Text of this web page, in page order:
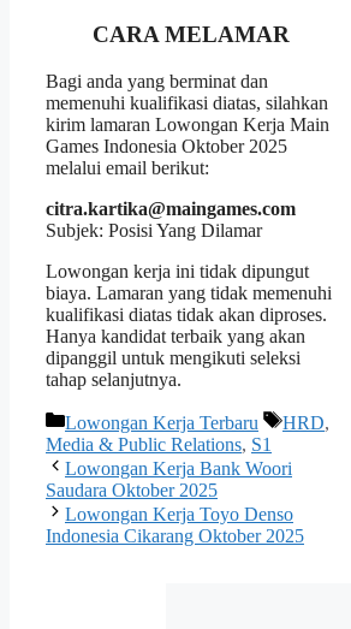
CARA MELAMAR
Bagi anda yang berminat dan
memenuhi kualifikasi diatas, silahkan
kirim lamaran Lowongan Kerja Main
Games Indonesia Oktober 2025
melalui email berikut:
citra.kartika@maingames.com
Subjek: Posisi Yang Dilamar
Lowongan kerja ini tidak dipungut
biaya. Lamaran yang tidak memenuhi
kualifikasi diatas tidak akan diproses.
Hanya kandidat terbaik yang akan
dipanggil untuk mengikuti seleksi
tahap selanjutnya.
Kategori
Lowongan Kerja Terbaru Tag
HRD,
Media & Public Relations, S1
Lowongan Kerja Bank Woori
Saudara Oktober 2025
Lowongan Kerja Toyo Denso
Indonesia Cikarang Oktober 2025